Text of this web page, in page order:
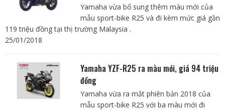
Yamaha vừa bổ sung thêm màu mới của
mẫu sport-bike R25 và đi kèm mức giá gần
119 triệu đồng tại thị trường Malaysia .
25/01/2018
Yamaha YZF-R25 ra màu mới, giá 94 triệu
đồng
Yamaha vừa ra mắt phiên bản 2018 của
mẫu sport-bike R25 với ba màu mới đi